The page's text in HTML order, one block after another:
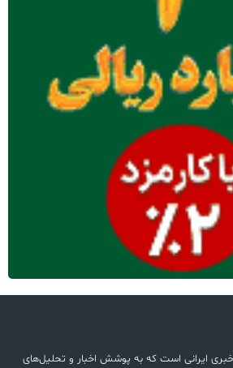
است که به پوشش اخبار و تحلیل‌های